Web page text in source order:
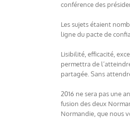
conférence des
Les sujets étaient
ligne du pacte de
Lisibilité, efficacité,
permettra de
partagée. Sans
2016 ne sera pas une
fusion des deux
Normandie, que nous